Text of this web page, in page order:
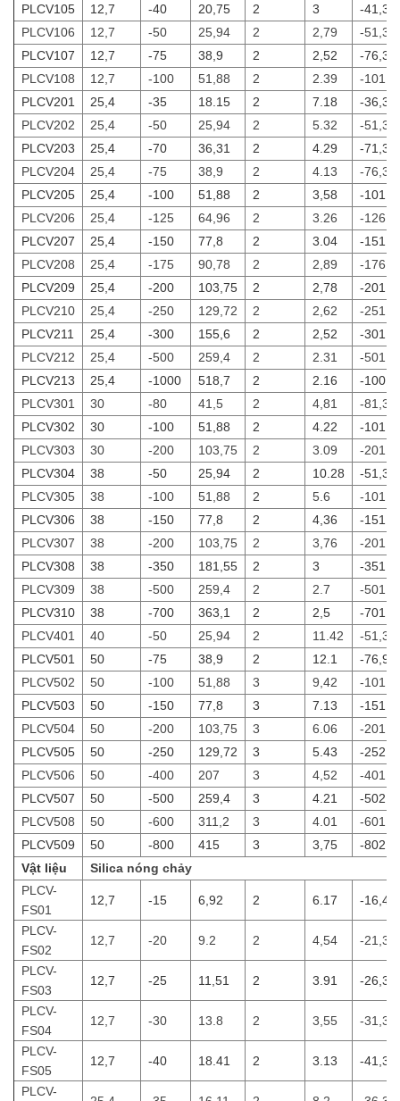
PLCV105
12,7 -40 20,75 2 3
-41,32
PLCV106
12,7 -50 25,94 2 2,79
-51,33
PLCV107
12,7 -75 38,9 2 2,52
-76,31
PLCV108
12,7 -100 51,88 2 2.39
-
PLCV201
25,4 -35 18.15 2 7.18
-36,32
PLCV202
25,4 -50 25,94 2 5.32
-51,33
PLCV203
25,4 -70 36,31 2 4.29
-71,32
PLCV204
25,4 -75 38,9 2 4.13
-76,31
PLCV205
25,4 -100 51,88 2 3,58
-
PLCV206
25,4 -125 64,96 2 3.26
-
PLCV207
25,4 -150 77,8 2 3.04
-151,3
PLCV208
25,4 -175 90,78 2 2,89
-
PLCV209
25,4 -200 103,75 2 2,78
-
PLCV210
25,4 -250 129,72 2 2,62
-
PLCV211
25,4 -300 155,6 2 2,52
-
PLCV212
25,4 -500 259,4 2 2.31
-
PLCV213
25,4 -1000 518,7 2 2.16
-
PLCV301
30 -80 41,5 2 4,81
-81,32
PLCV302
30 -100 51,88 2 4.22
-
PLCV303
30 -200 103,75 2 3.09
-
PLCV304
38 -50 25,94 2 10.28
-51,33
PLCV305
38 -100 51,88 2 5.6
-
PLCV306
38 -150 77,8 2 4,36
-151,3
PLCV307
38 -200 103,75 2 3,76
-
PLCV308
38 -350 181,55 2 3
-
PLCV309
38 -500 259,4 2 2.7
-
PLCV310
38 -700 363,1 2 2,5
-
PLCV401
40 -50 25,94 2 11.42
-51,33
PLCV501
50 -75 38,9 2 12.1
-76,97
PLCV502
50 -100 51,88 3 9,42
-
PLCV503
50 -150 77,8 3 7.13
-
PLCV504
50 -200 103,75 3 6.06
-
PLCV505
50 -250 129,72 3 5.43
-
PLCV506
50 -400 207 3 4,52
-
PLCV507
50 -500 259,4 3 4.21
-
PLCV508
50 -600 311,2 3 4.01
-
PLCV509
50 -800 415 3 3,75
-
Vật liệu
Silica nóng chảy
PLCV-
FS01
12,7 -15 6,92 2 6.17 -16,41
PLCV-
FS02
12,7 -20 9.2 2 4,54 -21,38
PLCV-
FS03
12,7 -25 11,51 2 3.91 -26,38
PLCV-
FS04
12,7 -30 13.8 2 3,55 -31,37
PLCV-
FS05
12,7 -40 18.41 2 3.13 -41,38
PLCV-